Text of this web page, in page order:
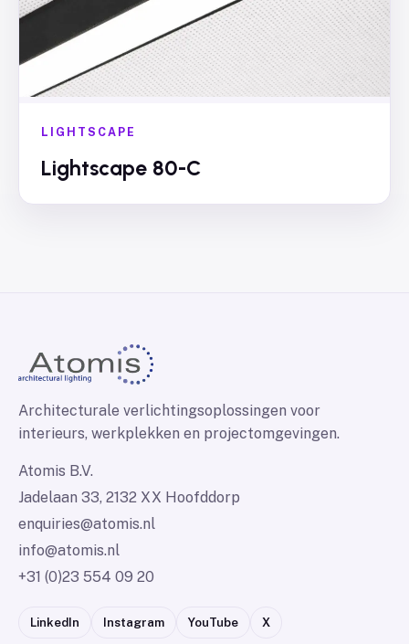
LIGHTSCAPE
Lightscape 80-C
Architecturale verlichtingsoplossingen voor
interieurs, werkplekken en projectomgevingen.
Atomis B.V.
Jadelaan 33, 2132 XX Hoofddorp
enquiries@atomis.nl
info@atomis.nl
+31 (0)23 554 09 20
LinkedIn Instagram YouTube X